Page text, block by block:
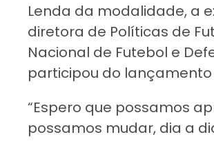
Lenda da modalidade, a
diretora de Políticas de
Nacional de Futebol e
participou do
“Espero que possamos
possamos mudar, dia a